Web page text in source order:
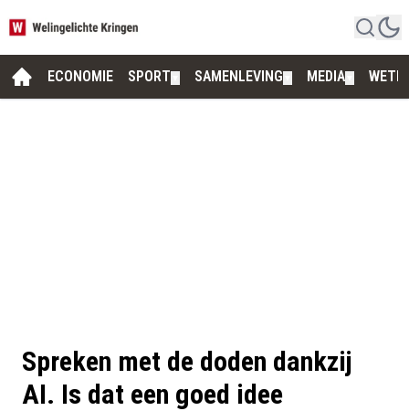
ECONOMIE SPORT SAMENLEVING MEDIA
Spreken met de doden dankzij
AI. Is dat een goed idee